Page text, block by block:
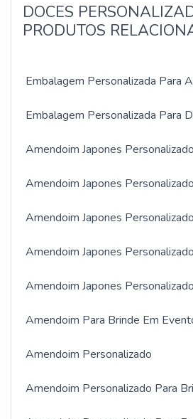
DOCES
PRODUTOS
Embalagem Personalizada Para
Embalagem Personalizada Para
Amendoim Japones Personalizado
Amendoim Japones
Amendoim Japones
Amendoim Japones
Amendoim Japones
Amendoim Para Brinde Em
Amendoim Personalizado
Amendoim Personalizado Para